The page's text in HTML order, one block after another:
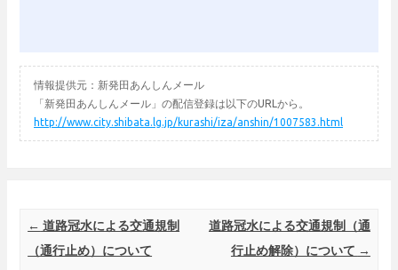
情報提供元：新発田あんしんメール
「新発田あんしんメール」の配信登録は以下のURLから。
http://www.city.shibata.lg.jp/kurashi/iza/anshin/1007583.html
Post navigation
← 道路冠水による交通規制
（通行止め）について
道路冠水による交通規制（通
行止め解除）について →